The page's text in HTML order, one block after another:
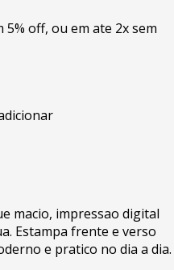
5% off, ou em ate 2x sem
macio, impressao digital
Estampa frente e verso
e pratico no dia a dia.